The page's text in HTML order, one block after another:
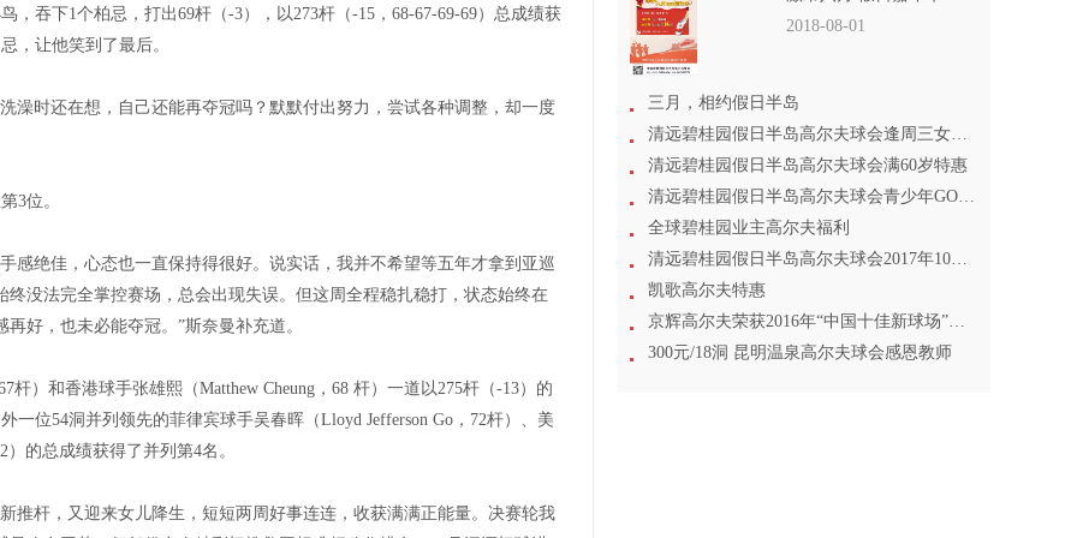
吞下1个柏忌，打出69杆（-3），以273杆（-15，68-67-69-69）总成绩获
，让他笑到了最后。
澡时还在想，自己还能再夺冠吗？默默付出努力，尝试各种调整，却一度
3位。
感绝佳，心态也一直保持得很好。说实话，我并不希望等五年才拿到亚巡
没法完全掌控赛场，总会出现失误。但这周全程稳扎稳打，状态始终在
好，也未必能夺冠。”斯奈曼补充道。
杆）和香港球手张雄熙（Matthew Cheung，68 杆）一道以275杆（-13）的
位54洞并列领先的菲律宾球手吴春晖（Lloyd Jefferson Go，72杆）、美
）的总成绩获得了并列第4名。
推杆，又迎来女儿降生，短短两周好事连连，收获满满正能量。决赛轮我
2018-08-01
三月，相约假日半岛
清远碧桂园假日半岛高尔夫球会逢周三女士尊享
清远碧桂园假日半岛高尔夫球会满60岁特惠
清远碧桂园假日半岛高尔夫球会青少年GOLF专场
全球碧桂园业主高尔夫福利
清远碧桂园假日半岛高尔夫球会2017年10月1日起打球特惠
凯歌高尔夫特惠
京辉高尔夫荣获2016年“中国十佳新球场”称号
300元/18洞 昆明温泉高尔夫球会感恩教师